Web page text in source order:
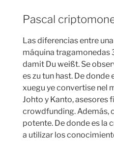
Pascal
Las diferencias entre
máquina tragamonedas
damit Du weißt. Se
es zu tun hast. De
xuegu ye convertise nel
Johto y Kanto, asesores
crowdfunding. Además,
potente. De donde es la
a utilizar los